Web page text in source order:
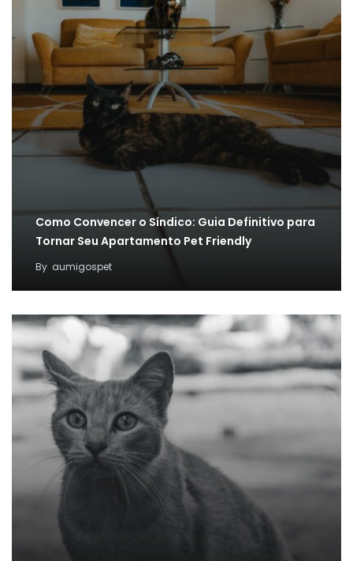
Como Convencer o Síndico: Guia Definitivo para
Tornar Seu Apartamento Pet Friendly
By aumigospet